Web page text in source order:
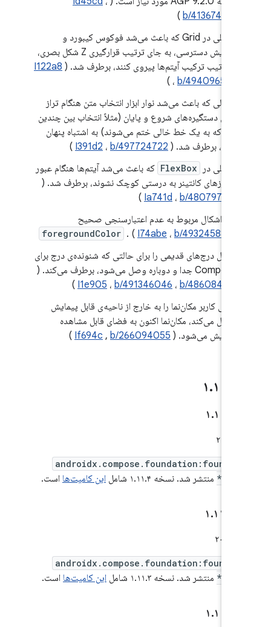
b/413674743
)
مشکلی در Grid که باعث می‌شد فوکوس کیبورد و
پیمایش دسترسی، به جای ترتیب قرارگیری Z شکل بصری،
از ترتیب ترکیب آیتم‌ها پیروی کنند، برطرف شد. (I122a8
،b/494096503
)
اشکالی که باعث می‌شد نوار ابزار انتخاب متن هنگام تراز
افقی دستگیره‌های شروع و پایان (مثلاً انتخاب بین چندین
خط که به یک خط خالی ختم می‌شوند) به اشتباه پنهان
شود، برطرف شد. (
I391d2،b/497724722
)
FlexBox که باعث می‌شد آیتم‌ها هنگام عبور
از مرزهای کانتینر به درستی کوچک نشوند، برطرف شد. (
Ia741d،b/480797591
)
رفع اشکال مربوط به عدم اعتبارسنجی صحیح
foregroundColor . (I74abe،b/493245886
مشکل درج‌های قدیمی را برای حالتی که شنونده‌ی درج برای
I1e905،b/491346046،b/486084139
)
وقتی کاربر مکان‌نما را به خارج از ناحیه‌ی قابل پیمایش
منتقل می‌کند، مکان‌نما اکنون به فضای قابل مشاهده
پیمایش می‌شود. (
If694c,b/266094055
)
منتشر شد. نسخه ۱.۱۱.۴ شامل این کامیت‌هااست.
منتشر شد. نسخه ۱.۱۱.۳ شامل این کامیت‌هااست.